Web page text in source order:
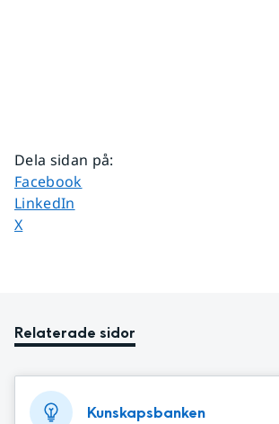
Dela sidan på:
Dela sidan på
Facebook
Dela sidan på
LinkedIn
Dela sidan på
X
Relaterade sidor
Kunskapsbanken